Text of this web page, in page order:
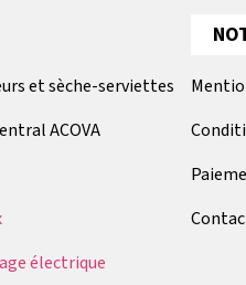
et sèche-serviettes
ACOVA
électrique